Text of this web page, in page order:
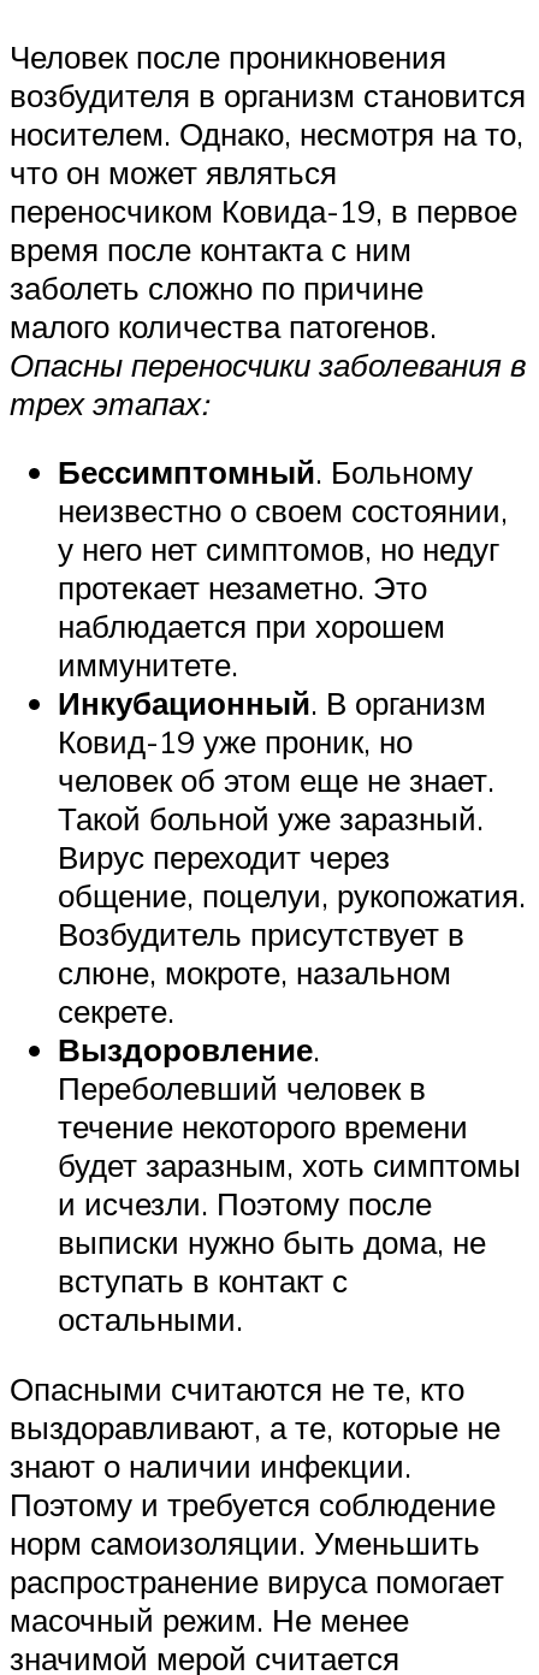
Человек после проникновения
возбудителя в организм становится
носителем. Однако, несмотря на то,
что он может являться
переносчиком Ковида-19, в первое
время после контакта с ним
заболеть сложно по причине
малого количества патогенов.
Опасны переносчики заболевания в
трех этапах:
Бессимптомный. Больному
неизвестно о своем состоянии,
у него нет симптомов, но недуг
протекает незаметно. Это
наблюдается при хорошем
иммунитете.
Инкубационный. В организм
Ковид-19 уже проник, но
человек об этом еще не знает.
Такой больной уже заразный.
Вирус переходит через
общение, поцелуи, рукопожатия.
Возбудитель присутствует в
слюне, мокроте, назальном
секрете.
Выздоровление.
Переболевший человек в
течение некоторого времени
будет заразным, хоть симптомы
и исчезли. Поэтому после
выписки нужно быть дома, не
вступать в контакт с
остальными.
Опасными считаются не те, кто
выздоравливают, а те, которые не
знают о наличии инфекции.
Поэтому и требуется соблюдение
норм самоизоляции. Уменьшить
распространение вируса помогает
масочный режим. Не менее
значимой мерой считается